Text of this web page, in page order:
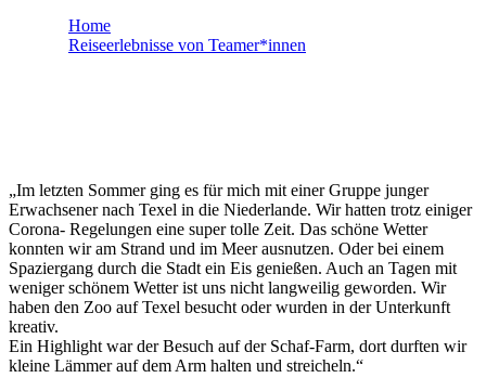
Home
Reiseerlebnisse von Teamer*innen
„Im letzten Sommer ging es für mich mit einer Gruppe junger
Erwachsener nach Texel in die Niederlande. Wir hatten trotz einiger
Corona- Regelungen eine super tolle Zeit. Das schöne Wetter
konnten wir am Strand und im Meer ausnutzen. Oder bei einem
Spaziergang durch die Stadt ein Eis genießen. Auch an Tagen mit
weniger schönem Wetter ist uns nicht langweilig geworden. Wir
haben den Zoo auf Texel besucht oder wurden in der Unterkunft
kreativ.
Ein Highlight war der Besuch auf der Schaf-Farm, dort durften wir
kleine Lämmer auf dem Arm halten und streicheln.“